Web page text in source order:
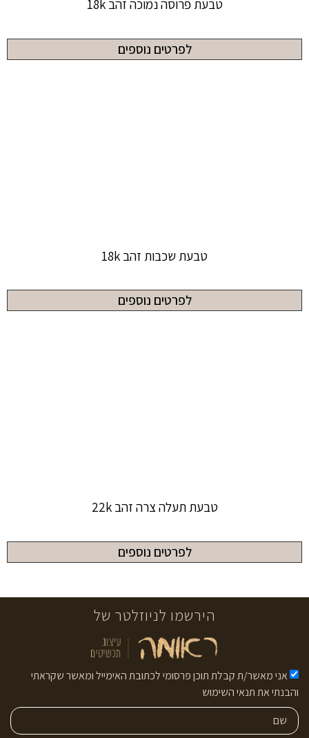
טבעת פרוסה נמוכה זהב 18k
לפרטים נוספים
טבעת שכבות זהב 18k
לפרטים נוספים
טבעת תעלה צרה זהב 22k
לפרטים נוספים
הירשמו לניוזלטר של
אני מאשר/ת קבלת תוכן פרסומי לכתובת האימייל ומאשר שקראתי
והבנתי את תנאי השימוש